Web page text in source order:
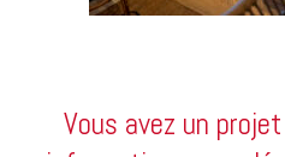
Vous avez un